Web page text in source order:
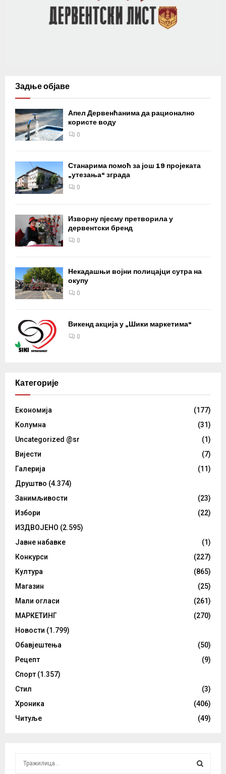
Задње објаве
Апел Дервенћанима да рационално
користе воду
0
Станарима помоћ за још 19 пројеката
„утезања“ зграда
0
Изворну пјесму претворила у
дервентски бренд
0
Некадашњи војни полицајци сутра на
окупу
0
Викенд акција у „Шики маркетима“
0
Категорије
Eкономија
(177)
Kолумнa
(31)
Uncategorized @sr
(1)
Вијести
(7)
Галерија
(11)
Друштво (4.374)
Занимљивости
(23)
Избори
(22)
ИЗДВОЈЕНО (2.595)
Јавне набавке
(1)
Конкурси
(227)
Култура
(865)
Магазин
(25)
Мали огласи
(261)
МАРКЕТИНГ
(270)
Новости (1.799)
Обавјештења
(50)
Рецепт
(9)
Спорт (1.357)
Стил
(3)
Хроника
(406)
Читуље
(49)